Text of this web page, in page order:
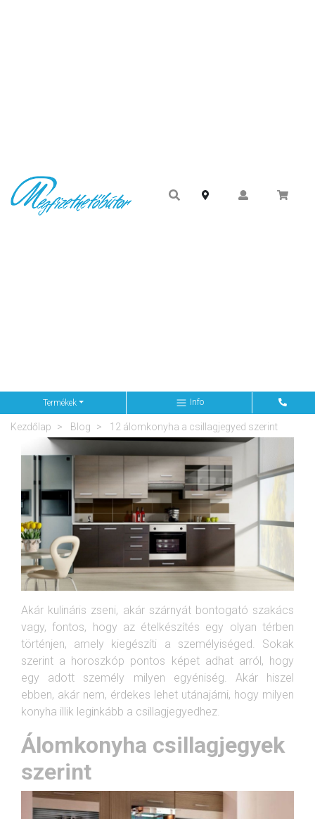
Termékek Info
Kezdőlap Blog 12 álomkonyha a csillagjegyed szerint
Akár kulináris zseni, akár szárnyát bontogató szakács
vagy, fontos, hogy az ételkészítés egy olyan térben
történjen, amely kiegészíti a személyiséged. Sokak
szerint a horoszkóp pontos képet adhat arról, hogy
egy adott személy milyen egyéniség. Akár hiszel
ebben, akár nem, érdekes lehet utánajárni, hogy milyen
konyha illik leginkább a csillagjegyedhez.
Álomkonyha csillagjegyek
szerint